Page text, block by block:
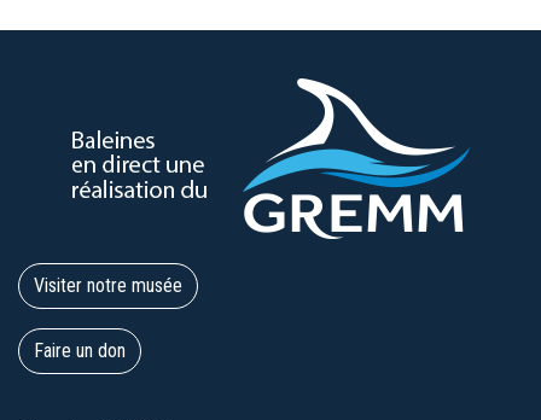
Visiter notre musée
Faire un don